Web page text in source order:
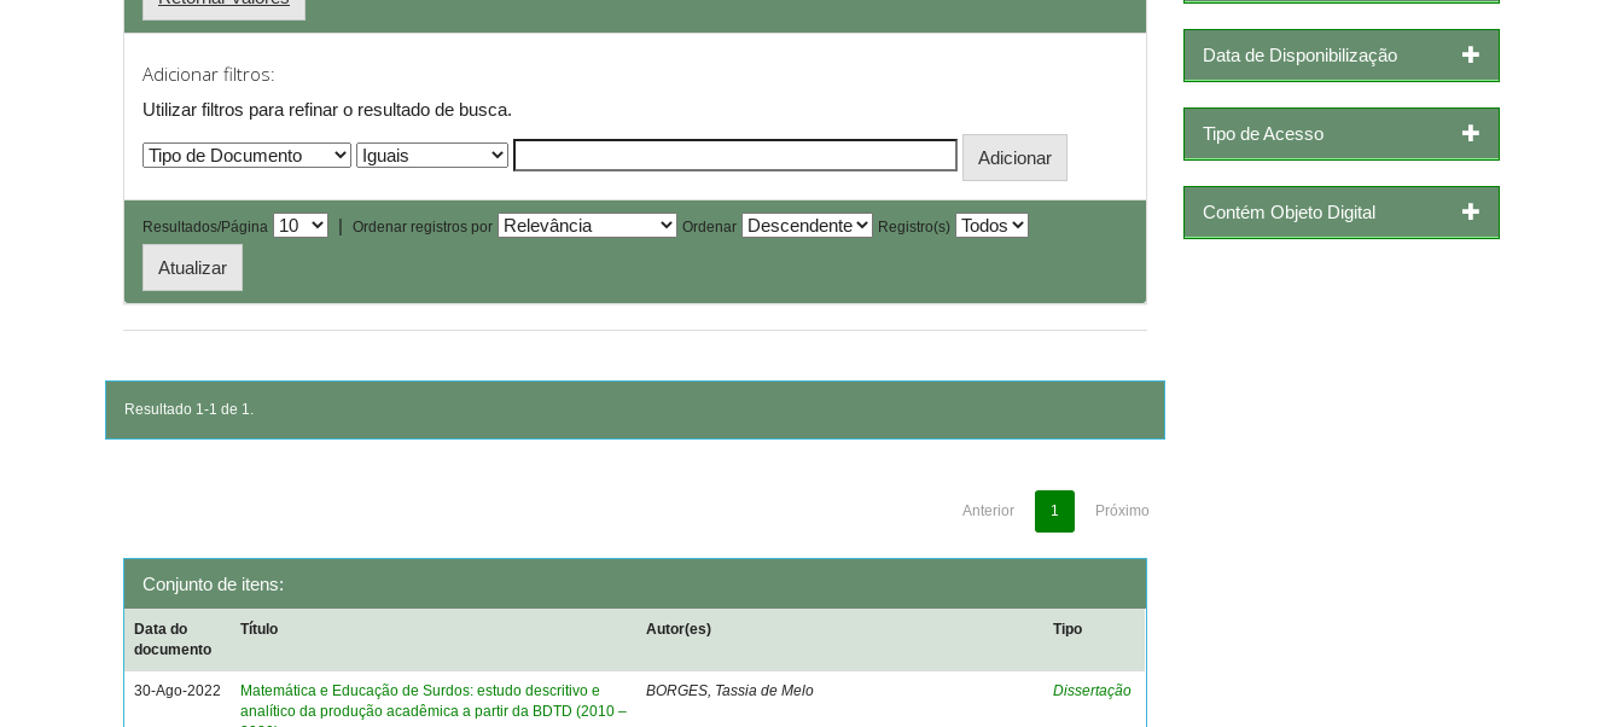
Adicionar filtros:
Utilizar filtros para refinar o resultado de busca.
Resultados/Página | Ordenar registros por Ordenar Registro(s)
Resultado 1-1 de 1.
Anterior 1 Próximo
Conjunto de itens:
Data do
documento
Título Autor(es) Tipo
30-Ago-2022
Matemática e Educação de Surdos: estudo descritivo e
analítico da produção acadêmica a partir da BDTD (2010 –
BORGES, Tassia de Melo Dissertação
Data de Disponibilização
Tipo de Acesso
Contém Objeto Digital